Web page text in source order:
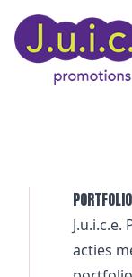
acties